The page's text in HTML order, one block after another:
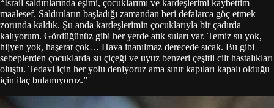
“İsrail saldırılarında eşimi, çocuklarımı ve kardeşlerimi kaybettim
maalesef. Saldırıların başladığı zamandan beri defalarca göç etmek
zorunda kaldık. Şu anda kardeşlerimin çocuklarıyla bir çadırda
kalıyorum. Gördüğünüz gibi her yerde atık suları var. Temiz su yok,
hijyen yok, haşerat çok… Hava inanılmaz derecede sıcak. Bu gibi
sebeplerden çocuklarda su çiçeği ve uyuz benzeri çeşitli cilt hastalıkları
oluştu. Tedavi için her yolu deniyoruz ama sınır kapıları kapalı olduğu
için ilaç bulamıyoruz.”